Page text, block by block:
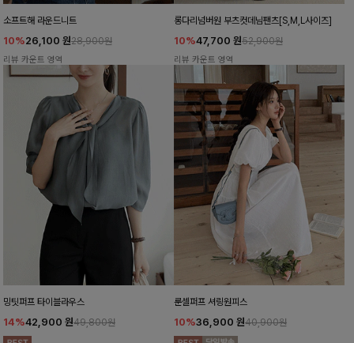
소프트해 라운드니트
10%26,100 원28,900원
리뷰 카운트 영역
롱다리넘버원 부츠컷데님팬츠[S,M,L사이즈]
10%47,700 원52,900원
리뷰 카운트 영역
밍팃퍼프 타이블라우스
14%42,900 원49,800원
룬셀퍼프 셔링원피스
10%36,900 원40,900원